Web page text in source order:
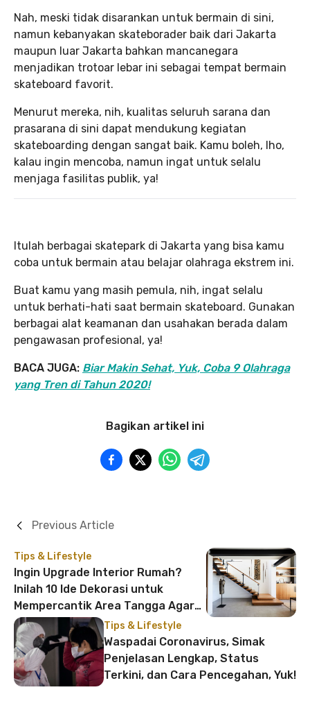
Nah, meski tidak disarankan untuk bermain di sini,
namun kebanyakan skateborader baik dari Jakarta
maupun luar Jakarta bahkan mancanegara
menjadikan trotoar lebar ini sebagai tempat bermain
skateboard favorit.
Menurut mereka, nih, kualitas seluruh sarana dan
prasarana di sini dapat mendukung kegiatan
skateboarding dengan sangat baik. Kamu boleh, lho,
kalau ingin mencoba, namun ingat untuk selalu
menjaga fasilitas publik, ya!
Itulah berbagai skatepark di Jakarta yang bisa kamu
coba untuk bermain atau belajar olahraga ekstrem ini.
Buat kamu yang masih pemula, nih, ingat selalu
untuk berhati-hati saat bermain skateboard. Gunakan
berbagai alat keamanan dan usahakan berada dalam
pengawasan profesional, ya!
BACA JUGA: Biar Makin Sehat, Yuk, Coba 9 Olahraga
yang Tren di Tahun 2020!
Bagikan artikel ini
Tips & Lifestyle
Ingin Upgrade Interior Rumah?
Inilah 10 Ide Dekorasi untuk
Mempercantik Area Tangga Agar
Lebih Berwarna
Previous Article
Tips & Lifestyle
Waspadai Coronavirus, Simak
Penjelasan Lengkap, Status
Terkini, dan Cara Pencegahan, Yuk!